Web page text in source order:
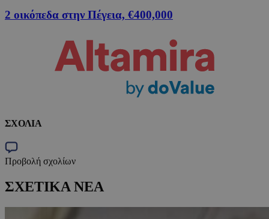
2 οικόπεδα στην Πέγεια, €400,000
ΣΧΟΛΙΑ
Προβολή σχολίων
ΣΧΕΤΙΚΑ ΝΕΑ